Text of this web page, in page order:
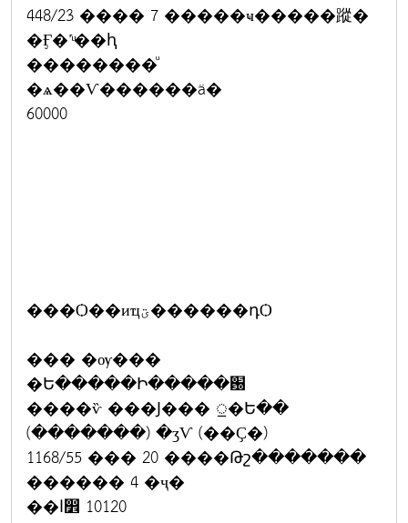
448/23 ���� 7 �����ҹ�����蹤�
�Ӻ�˹ͧ��ԧ
��������ͧ
�ѧ��Ѵ������ä�
60000
���Ѻ��иҵؾ������դѺ
��� �ѹ���
�Ե�����Ի�����԰
����ѷ ���Ϳ��� ᤻�Ե��
(�������) �ӡѴ (��Ҫ�)
1168/55 ��� 20 ����Թշ�������
������ 4 �ҷ�
��ا෾ 10120